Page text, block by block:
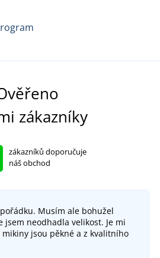
zákazníky
zákazníků doporučuje
náš obchod
Musím ale bohužel
jsem neodhadla velikost. Je mi
jsou pěkné a z kvalitního